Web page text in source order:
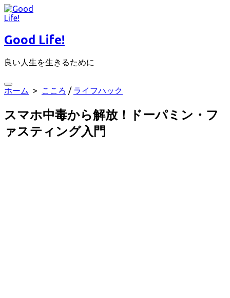
コ
ン
ン
へ
キ
ッ
Good Life!
良い人生を生きるために
検
り
え
ホーム > こころ / ライフハック
スマホ中毒から解放！ドーパミン・フ
ァスティング入門